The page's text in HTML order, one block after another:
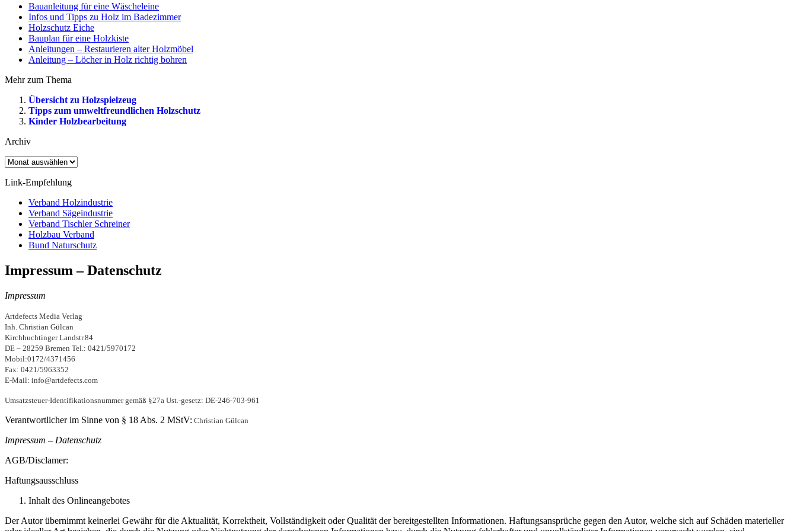
Bauanleitung für eine Wäscheleine
Infos und Tipps zu Holz im Badezimmer
Holzschutz Eiche
Bauplan für eine Holzkiste
Anleitungen – Restaurieren alter Holzmöbel
Anleitung – Löcher in Holz richtig bohren
Mehr zum Thema
Übersicht zu Holzspielzeug
Tipps zum umweltfreundlichen Holzschutz
Kinder Holzbearbeitung
Archiv
Archiv
Link-Empfehlung
Verband Holzindustrie
Verband Sägeindustrie
Verband Tischler Schreiner
Holzbau Verband
Bund Naturschutz
Impressum – Datenschutz
Impressum
Artdefects Media Verlag
Inh. Christian Gülcan
Kirchhuchtinger Landstr.84
DE – 28259 Bremen Tel.: 0421/5970172
Mobil:0172/4371456
Fax: 0421/5963352
E-Mail: info@artdefects.com
Umsatzsteuer-Identifikationsnummer gemäß §27a Ust.-gesetz: DE-246-703-961
Verantwortlicher im Sinne von § 18 Abs. 2 MStV: Christian Gülcan
Impressum – Datenschutz
AGB/Disclamer:
Haftungsausschluss
Inhalt des Onlineangebotes
Der Autor übernimmt keinerlei Gewähr für die Aktualität, Korrektheit, Vollständigkeit oder Qualität der bereitgestellten Informationen. Haftungsansprüche gegen den Autor, welche sich auf Schäden materieller